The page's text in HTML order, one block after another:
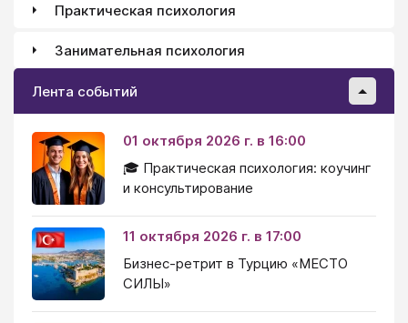
Практическая психология
Занимательная психология
Лента событий
01 октября 2026 г. в 16:00
🎓 Практическая психология: коучинг
и консультирование
11 октября 2026 г. в 17:00
Бизнес-ретрит в Турцию «МЕСТО
СИЛЫ»